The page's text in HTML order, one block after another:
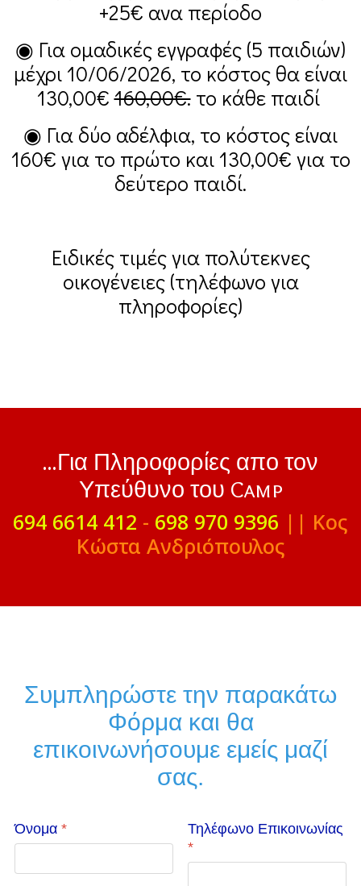
+25€ ανα περίοδο
◉ Για ομαδικές εγγραφές (5 παιδιών)
μέχρι 10/06/2026, το κόστος θα είναι
130,00€160,00€.το κάθε παιδί
◉ Για δύο αδέλφια, το κόστος είναι
160€ για το πρώτο και 130,00€ για το
δεύτερο παιδί.
Ειδικές τιμές για πολύτεκνες
οικογένειες (τηλέφωνο για
πληροφορίες)
...Για Πληροφορίες απο τον
Υπεύθυνο του Camp
694 6614 412 - 698 970 9396 || Κος
Κώστα Ανδριόπουλος
Συμπληρώστε την παρακάτω
Φόρμα και θα
επικοινωνήσουμε εμείς μαζί
σας.
Όνομα *
Τηλέφωνο Επικοινωνίας
*